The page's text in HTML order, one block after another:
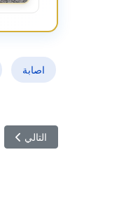
اصابة
المقال
التالي